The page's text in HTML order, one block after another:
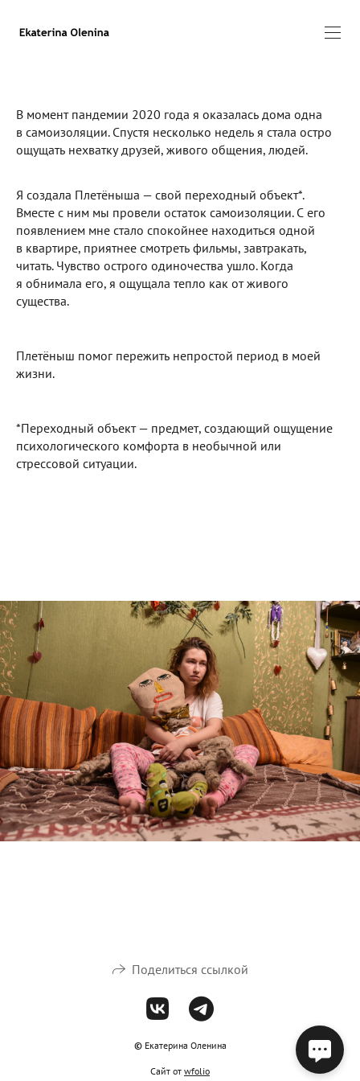
В момент пандемии 2020 года я оказалась дома одна
в самоизоляции. Спустя несколько недель я стала остро
ощущать нехватку друзей, живого общения, людей.
Я создала Плетёныша — свой переходный объект*.
Вместе с ним мы провели остаток самоизоляции. С его
появлением мне стало спокойнее находиться одной
в квартире, приятнее смотреть фильмы, завтракать,
читать. Чувство острого одиночества ушло. Когда
я обнимала его, я ощущала тепло как от живого
существа.
Плетёныш помог пережить непростой период в моей
жизни.
*Переходный объект — предмет, создающий ощущение
психологического комфорта в необычной или
стрессовой ситуации.
Поделиться ссылкой
© Екатерина Оленина
Сайт от wfolio